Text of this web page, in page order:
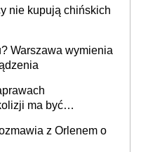
nie kupują chińskich
Warszawa wymienia
ma być
z Orlenem o